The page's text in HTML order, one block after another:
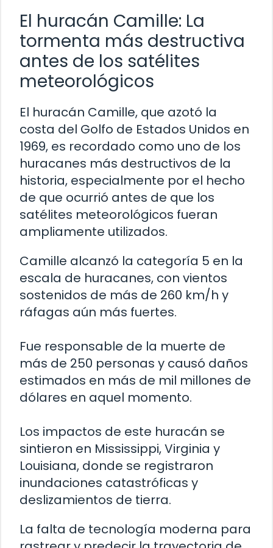
El huracán Camille: La
tormenta más destructiva
antes de los satélites
meteorológicos
El huracán Camille, que azotó la
costa del Golfo de Estados Unidos en
1969, es recordado como uno de los
huracanes más destructivos de la
historia, especialmente por el hecho
de que ocurrió antes de que los
satélites meteorológicos fueran
ampliamente utilizados.
Camille alcanzó la categoría 5 en la
escala de huracanes, con vientos
sostenidos de más de 260 km/h y
ráfagas aún más fuertes.
Fue responsable de la muerte de
más de 250 personas y causó daños
estimados en más de mil millones de
dólares en aquel momento.
Los impactos de este huracán se
sintieron en Mississippi, Virginia y
Louisiana, donde se registraron
inundaciones catastróficas y
deslizamientos de tierra.
La falta de tecnología moderna para